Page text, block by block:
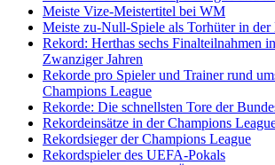
Meiste Vize-Meistertitel bei WM
Meiste zu-Null-Spiele als Torhüter in der
Rekord: Herthas sechs Finalteilnahmen
Zwanziger Jahren
Rekorde pro Spieler und Trainer rund
Champions League
Rekorde: Die schnellsten Tore der
Rekordeinsätze in der Champions
Rekordsieger der Champions League
Rekordspieler des UEFA-Pokals